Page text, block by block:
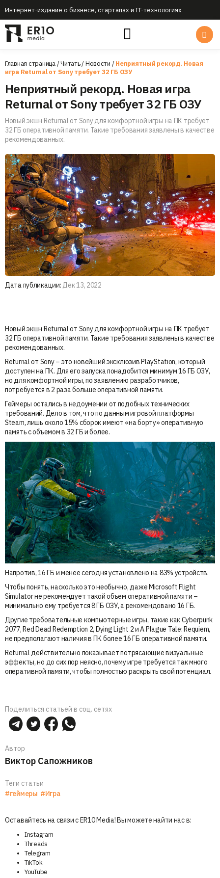
Интернет-издание о бизнесе, стартапах и IT-технологиях
Главная страница/Читать/Новости /Неприятный рекорд. Новая
игра Returnal от Sony требует 32 ГБ ОЗУ
Неприятный рекорд. Новая игра
Returnal от Sony требует 32 ГБ ОЗУ
Новый экшн Returnal от Sony для комфортной игры на ПК требует
32 ГБ оперативной памяти. Такие требования заявлены в качестве
рекомендованных.
Дата публикации: Дек 13, 2022
Новый экшн Returnal от Sony для комфортной игры на ПК требует
32 ГБ оперативной памяти. Такие требования заявлены в качестве
рекомендованных.
Returnal от Sony – это новейший эксклюзив PlayStation, который
доступен на ПК. Для его запуска понадобится минимум 16 ГБ ОЗУ,
но для комфортной игры, по заявлению разработчиков,
потребуется в 2 раза больше оперативной памяти.
Геймеры остались в недоумении от подобных технических
требований. Дело в том, что по данным игровой платформы
Steam, лишь около 15% сборок имеют «на борту» оперативную
память с объемом в 32 ГБ и более.
Напротив, 16 ГБ и менее сегодня установлено на 83% устройств.
Чтобы понять, насколько это необычно, даже Microsoft Flight
Simulator не рекомендует такой объем оперативной памяти –
минимально ему требуется 8 ГБ ОЗУ, а рекомендовано 16 ГБ.
Другие требовательные компьютерные игры, такие как Cyberpunk
2077, Red Dead Redemption 2, Dying Light 2 и A Plague Tale: Requiem,
не предполагают наличия в ПК более 16 ГБ оперативной памяти.
Returnal действительно показывает потрясающие визуальные
эффекты, но до сих пор неясно, почему игре требуется так много
оперативной памяти, чтобы полностью раскрыть свой потенциал.
Поделиться статьей в соц. сетях
Автор
Виктор Сапожников
Теги статьи
#геймеры #Игра
Оставайтесь на связи с ER10 Media! Вы можете найти нас в:
Instagram
Threads
Telegram
TikTok
YouTube